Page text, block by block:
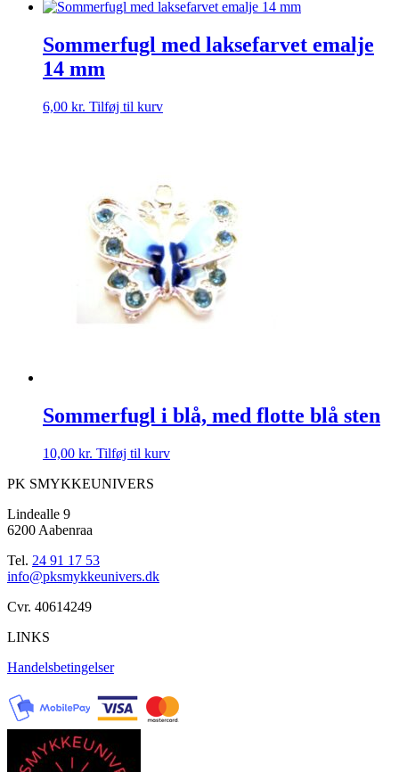
Sommerfugl med laksefarvet emalje
14 mm
6,00 kr. Tilføj til kurv
Sommerfugl i blå, med flotte blå sten
10,00 kr. Tilføj til kurv
PK SMYKKEUNIVERS
Lindealle 9
6200 Aabenraa
Tel. 24 91 17 53
info@pksmykkeunivers.dk
Cvr. 40614249
LINKS
Handelsbetingelser